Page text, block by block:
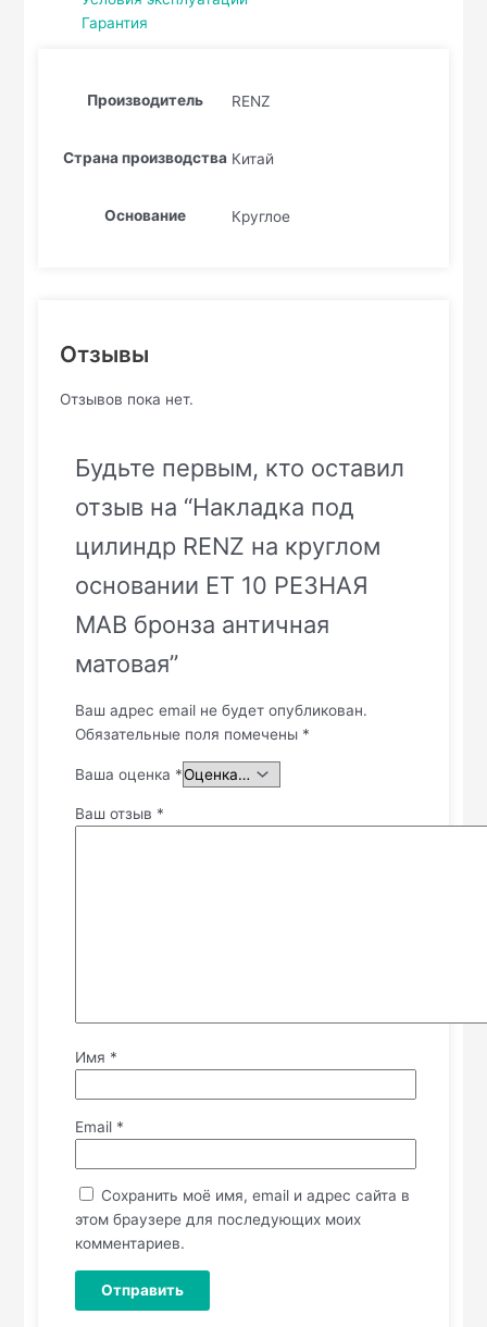
Гарантия
Производитель RENZ
Страна производства Китай
Основание Круглое
Отзывы
Отзывов пока нет.
Будьте первым, кто оставил
отзыв на “Накладка под
цилиндр RENZ на круглом
основании ET 10 РЕЗНАЯ
MАВ бронза античная
матовая”
Ваш адрес email не будет опубликован.
Обязательные поля помечены *
Ваша оценка *
Ваш отзыв *
Имя *
Email *
Сохранить моё имя, email и адрес сайта в
этом браузере для последующих моих
комментариев.